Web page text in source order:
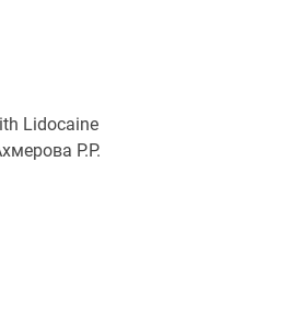
Lidocaine
Р.Р.